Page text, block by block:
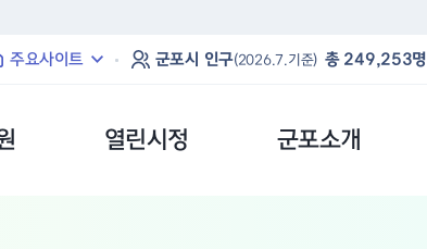
주요사이트 군포시 인구(2026.7.기준) 총 249,253명
열린시정 군포소개